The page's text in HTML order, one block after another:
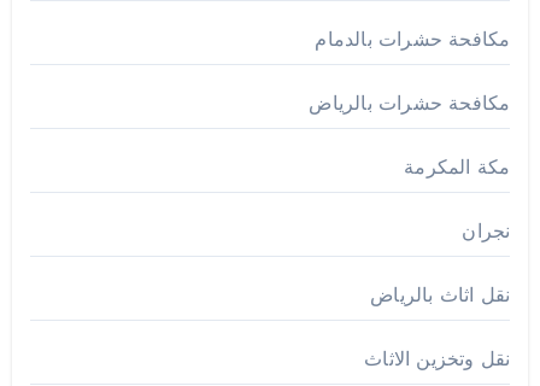
مكافحة حشرات بالدمام
مكافحة حشرات بالرياض
مكة المكرمة
نجران
نقل اثاث بالرياض
نقل وتخزين الاثاث